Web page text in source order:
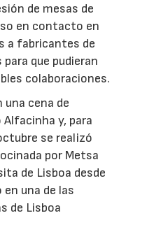
de mesas de
en contacto en
a fabricantes de
que pudieran
colaboraciones.
una cena de
y, para
se realizó
por Metsa
de Lisboa desde
en una de las
de Lisboa